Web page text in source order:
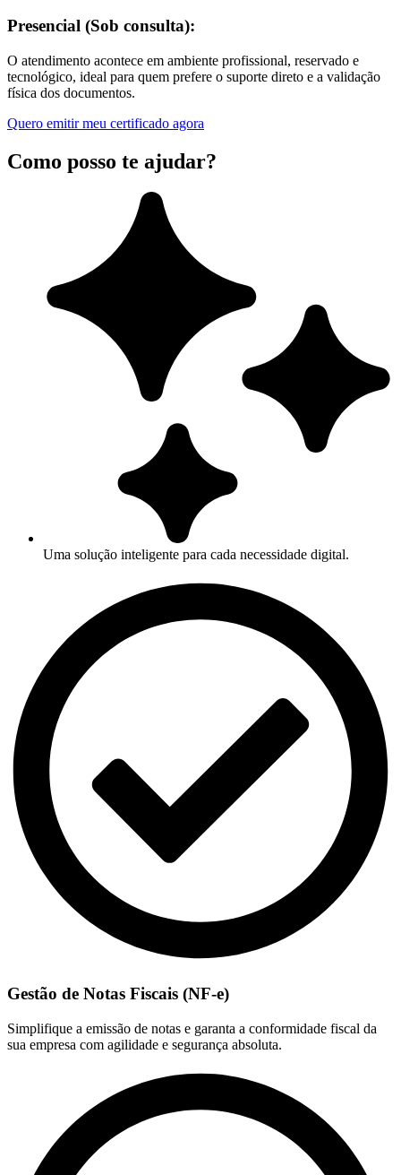
Presencial (Sob consulta):
O atendimento acontece em ambiente profissional, reservado e
tecnológico, ideal para quem prefere o suporte direto e a validação
física dos documentos.
Quero emitir meu certificado agora
Como posso te ajudar?
Uma solução inteligente para cada necessidade digital.
Gestão de Notas Fiscais (NF-e)
Simplifique a emissão de notas e garanta a conformidade fiscal da
sua empresa com agilidade e segurança absoluta.